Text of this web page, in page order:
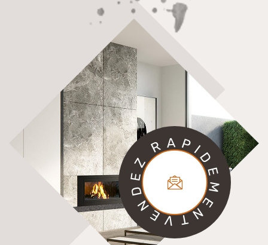
V
E
N
D
E
Z
RA PI
D
E
M
E
N
T